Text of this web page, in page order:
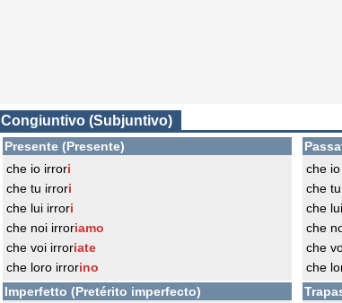
Congiuntivo (Subjuntivo)
Presente (Presente)
che io irrori
che tu irrori
che lui irrori
che noi irroriamo
che voi irroriate
che loro irrorino
che
che
che
che
che
che
Imperfetto (Pretérito imperfecto)